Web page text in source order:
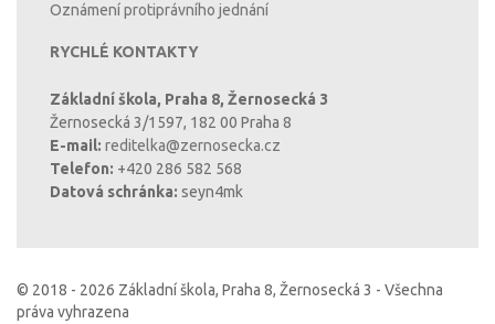
Oznámení protiprávního jednání
RYCHLÉ KONTAKTY
Základní škola, Praha 8, Žernosecká 3
Žernosecká 3/1597, 182 00 Praha 8
E-mail: reditelka@zernosecka.cz
Telefon: +420 286 582 568
Datová schránka: seyn4mk
© 2018 - 2026 Základní škola, Praha 8, Žernosecká 3 - Všechna
práva vyhrazena